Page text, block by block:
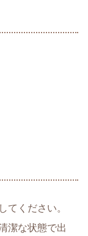
てください。
潔な状態で出